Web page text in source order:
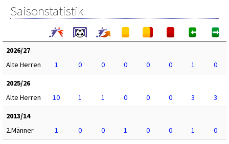
Saisonstatistik
2026/27
Alte Herren
1 0 0 0 0 0 1
0
2025/26
Alte Herren
10 1 1 0 0 0 3
3
2013/14
2.Männer
1 0 0 1 0 0 1
0